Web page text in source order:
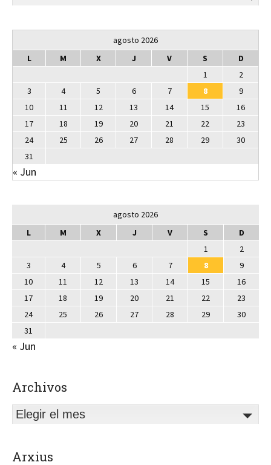
agosto 2026
L
M X J V S
D
1
2
3
4 5 6 7 8
9
10
11 12 13 14 15
16
17
18 19 20 21 22
23
24
25 26 27 28 29
30
31
« Jun
agosto 2026
L
M X J V S
D
1
2
3
4 5 6 7 8
9
10
11 12 13 14 15
16
17
18 19 20 21 22
23
24
25 26 27 28 29
30
31
« Jun
Archivos
Elegir el mes
Arxius